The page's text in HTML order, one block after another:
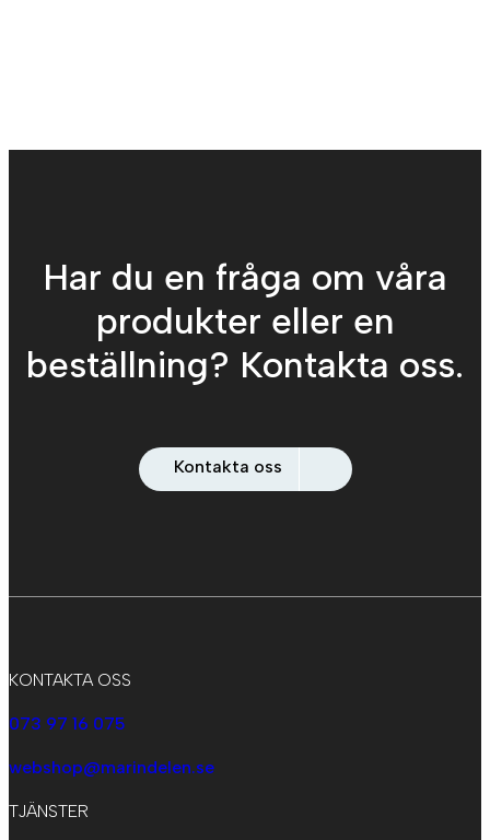
Har du en fråga om våra
produkter eller en
beställning? Kontakta oss.
Kontakta oss
KONTAKTA OSS
073 97 16 075
webshop@marindelen.se
TJÄNSTER